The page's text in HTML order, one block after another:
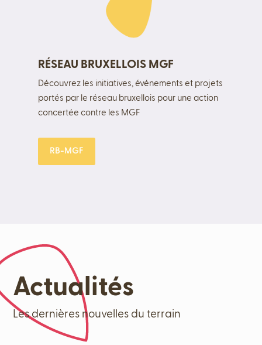
RÉSEAU BRUXELLOIS MGF
Découvrez les initiatives, événements et projets
portés par le réseau bruxellois pour une action
concertée contre les MGF
RB-MGF
Actualités
Les dernières nouvelles du terrain